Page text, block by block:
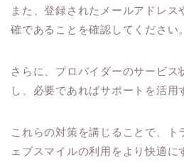
また、登録されたメールアドレス
確であることを確認してください。
さらに、プロバイダーのサービス
し、必要であればサポートを活用
これらの対策を講じることで、ト
ェブスマイルの利用をより快適に